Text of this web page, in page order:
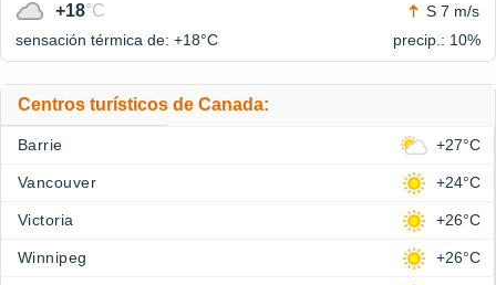
+18°C
S 7 m/s
sensación térmica de: +18°C precip.: 10%
Centros turísticos de Canada:
Barrie +27°C
Vancouver +24°C
Victoria +26°C
Winnipeg +26°C